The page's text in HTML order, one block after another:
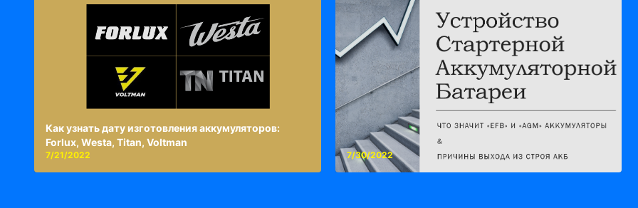
Как узнать дату изготовления аккумуляторов:
Forlux, Westa, Titan, Voltman
7/21/2022 7/30/2022